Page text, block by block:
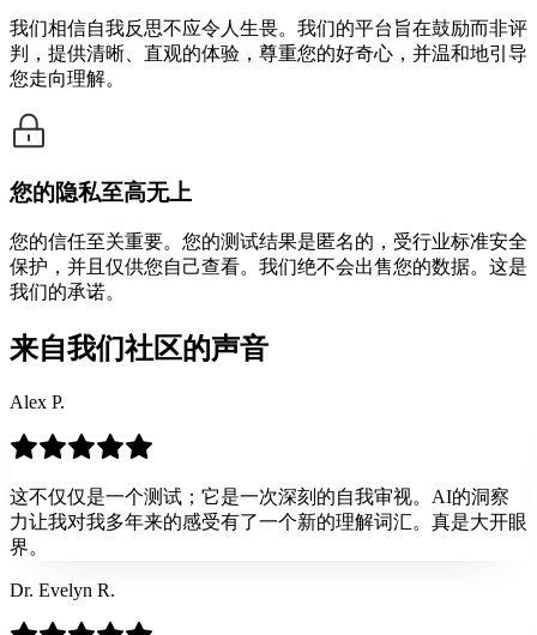
我们相信自我反思不应令人生畏。我们的平台旨在鼓励而非评
判，提供清晰、直观的体验，尊重您的好奇心，并温和地引导
您走向理解。
您的隐私至高无上
您的信任至关重要。您的测试结果是匿名的，受行业标准安全
保护，并且仅供您自己查看。我们绝不会出售您的数据。这是
我们的承诺。
来自我们社区的声音
Alex P.
这不仅仅是一个测试；它是一次深刻的自我审视。AI的洞察
力让我对我多年来的感受有了一个新的理解词汇。真是大开眼
界。
Dr. Evelyn R.